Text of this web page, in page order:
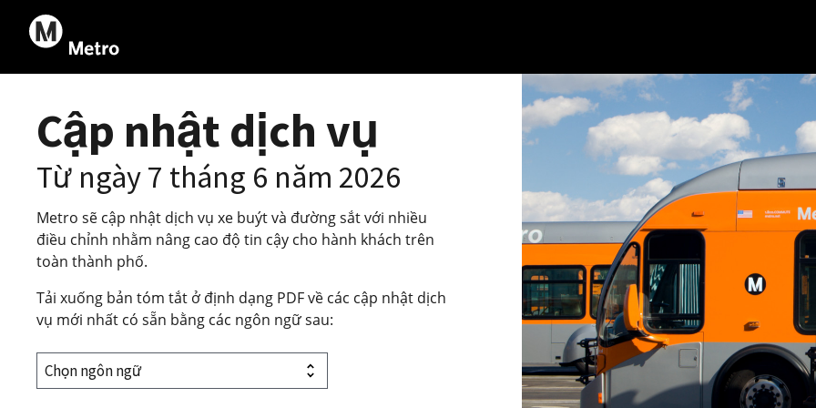
Cập nhật dịch vụ
Từ ngày 7 tháng 6 năm 2026
Metro sẽ cập nhật dịch vụ xe buýt và đường sắt với nhiều
điều chỉnh nhằm nâng cao độ tin cậy cho hành khách trên
toàn thành phố.
Tải xuống bản tóm tắt ở định dạng PDF về các cập nhật dịch
vụ mới nhất có sẵn bằng các ngôn ngữ sau: